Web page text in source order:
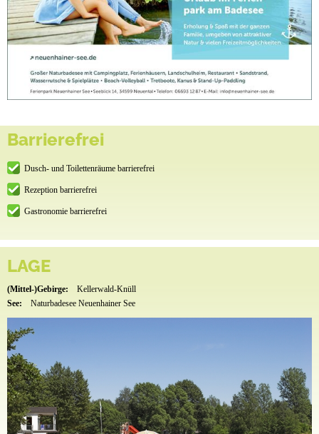
Barrierefrei
Dusch- und Toilettenräume barrierefrei
Rezeption barrierefrei
Gastronomie barrierefrei
LAGE
(Mittel-)Gebirge:
Kellerwald-Knüll
See:
Naturbadesee Neuenhainer See